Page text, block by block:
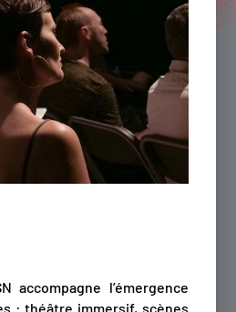
accompagne l’émergence
: théâtre immersif, scènes